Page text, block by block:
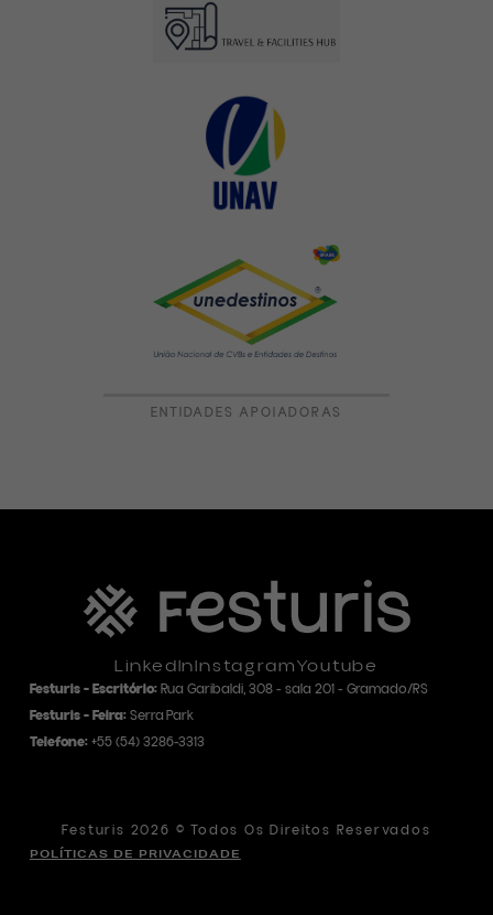
ENTIDADES APOIADORAS
LinkedInInstagramYoutube
Festuris - Escritório:Rua Garibaldi, 308 - sala 201 - Gramado/RS
Festuris - Feira:Serra Park
Telefone:+55(54) 3286-3313
Festuris 2026 © Todos Os Direitos Reservados
POLÍTICAS DE PRIVACIDADE